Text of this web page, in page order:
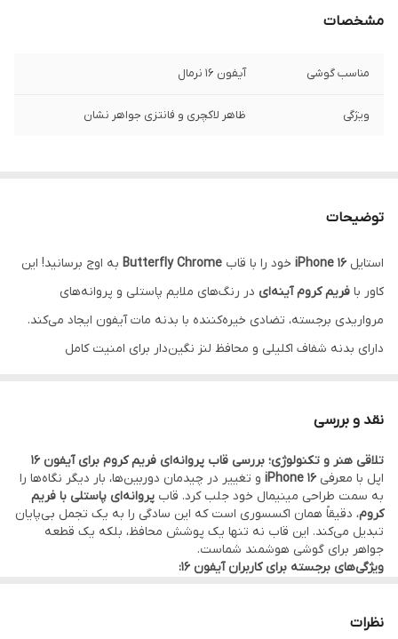
مشخصات
مناسب گوشی آیفون 16 نرمال
ویژگی ظاهر لاکچری و فانتزی جواهر نشان
توضیحات
استایل iPhone 16 خود را با قاب Butterfly Chrome به اوج برسانید! این
کاور با فریم کروم آینه‌ای در رنگ‌های ملایم پاستلی و پروانه‌های
مرواریدی برجسته، تضادی خیره‌کننده با بدنه مات آیفون ایجاد می‌کند.
دارای بدنه شفاف اکلیلی و محافظ لنز نگین‌دار برای امنیت کامل
نقد و بررسی
تلاقی هنر و تکنولوژی؛ بررسی قاب پروانه‌ای فریم کروم برای آیفون ۱۶
اپل با معرفی iPhone 16 و تغییر در چیدمان دوربین‌ها، بار دیگر نگاه‌ها را
به سمت طراحی مینیمال خود جلب کرد. قاب پروانه‌ای پاستلی با فریم
کروم، دقیقاً همان اکسسوری است که این سادگی را به یک تجمل بی‌پایان
تبدیل می‌کند. این قاب نه تنها یک پوشش محافظ، بلکه یک قطعه
جواهر برای گوشی هوشمند شماست.
ویژگی‌های برجسته برای کاربران آیفون ۱۶:
کنار رنگ‌های پاستلی، جلوه‌ای مشابه تیتانیوم رنگی به گوشی شما
نظرات